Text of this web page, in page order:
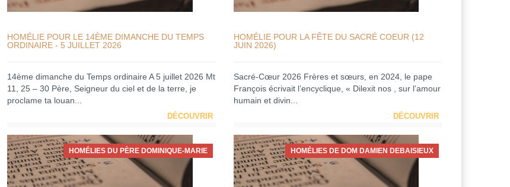
HOMÉLIE POUR LE 14ÈME DIMANCHE DU TEMPS
ORDINAIRE - 5 JUILLET 2026
14ème dimanche du Temps ordinaire A 5 juillet 2026 Mt
11, 25 – 30 Père, Seigneur du ciel et de la terre, je
proclame ta louan...
DÉCOUVRIR
HOMÉLIE POUR LA FÊTE DU SACRÉ COEUR (12
JUIN 2026)
Sacré-Cœur 2026 Frères et sœurs, en 2024, le pape
François écrivait l’encyclique, « Dilexit nos , sur l’amour
humain et divin...
DÉCOUVRIR
HOMÉLIES DU PÈRE DOMINIQUE-MARIE HOMÉLIES DE DOM DAMIEN DEBAISIEUX